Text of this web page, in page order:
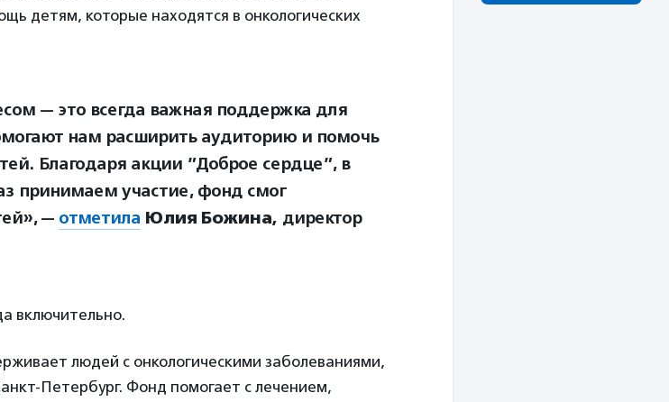
детям, которые находятся в онкологических
— это всегда важная поддержка для
нам расширить аудиторию и помочь
Благодаря акции ”Доброе сердце”, в
принимаем участие, фонд смог
— отметила Юлия Божина, директор
включительно.
людей с онкологическими заболеваниями,
Петербург. Фонд помогает с лечением,